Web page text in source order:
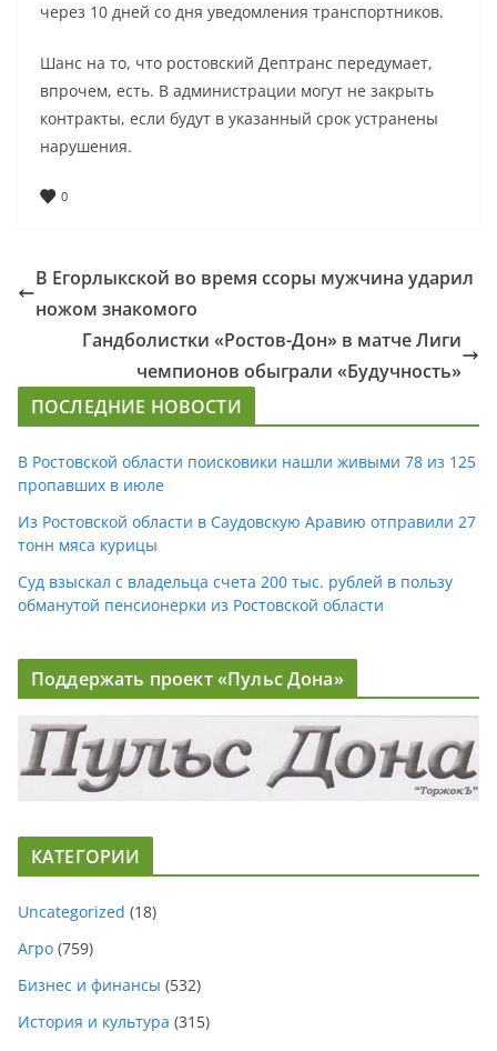
через 10 дней со дня уведомления транспортников.
Шанс на то, что ростовский Дептранс передумает,
впрочем, есть. В администрации могут не закрыть
контракты, если будут в указанный срок устранены
нарушения.
0
В Егорлыкской во время ссоры мужчина ударил
ножом знакомого
Гандболистки «Ростов-Дон» в матче Лиги
чемпионов обыграли «Будучность»
ПОСЛЕДНИЕ НОВОСТИ
В Ростовской области поисковики нашли живыми 78 из 125
пропавших в июле
Из Ростовской области в Саудовскую Аравию отправили 27
тонн мяса курицы
Суд взыскал с владельца счета 200 тыс. рублей в пользу
обманутой пенсионерки из Ростовской области
Поддержать проект «Пульс Дона»
КАТЕГОРИИ
Uncategorized (18)
Агро (759)
Бизнес и финансы (532)
История и культура (315)